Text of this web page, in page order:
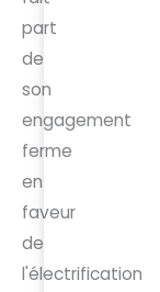
part
de
son
engagement
ferme
en
faveur
de
l'électrification